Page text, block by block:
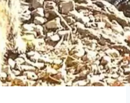
сказала
больше,
чем
тысяча
слов